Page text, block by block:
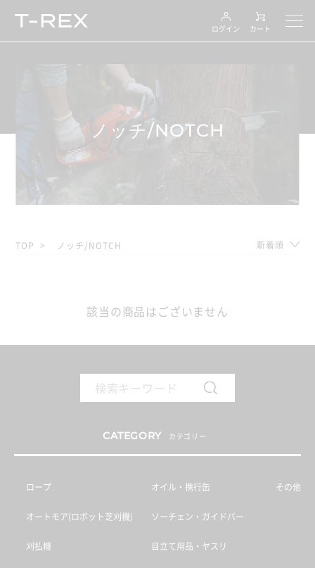
ログイン カート
ノッチ/NOTCH
CATEGORY カテゴリー
ロープ
オートモア(ロボット芝刈機)
刈払機
オイル・携行缶
ソーチェン・ガイドバー
目立て用品・ヤスリ
その他
TOP ノッチ/NOTCH 新着順
該当の商品はございません